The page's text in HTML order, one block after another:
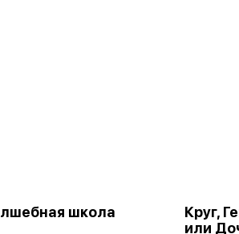
школа
Круг,
или